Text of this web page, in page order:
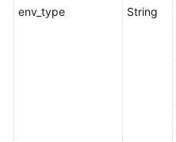
env_type String